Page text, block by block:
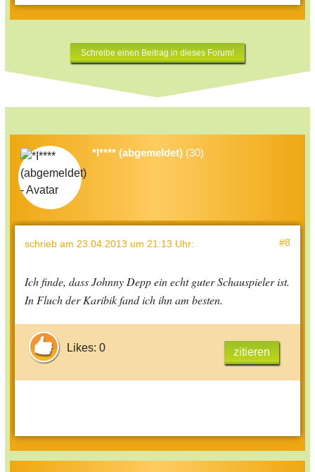
Schreibe einen Beitrag in dieses Forum!
*I**** (abgemeldet) (30)
schrieb am 23.04.2013 um 21:13 Uhr: #8
Ich finde, dass Johnny Depp ein echt guter Schauspieler ist.
In Fluch der Karibik fand ich ihn am besten.
Likes: 0 zitieren